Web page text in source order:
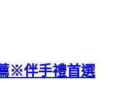
※伴手禮首選